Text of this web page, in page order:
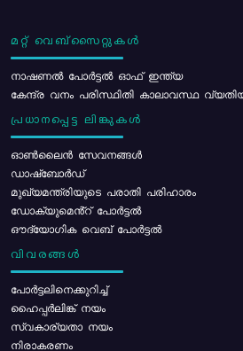
മറ്റ് വെബ്സൈറ്റുകൾ
നാഷണൽ പോർട്ടൽ ഓഫ് ഇന്ത്യ
കേന്ദ്ര വനം പരിസ്ഥിതി കാലാവസ്ഥ
പ്രധാനപ്പെട്ട ലിങ്കുകൾ
ഓൺലൈൻ സേവനങ്ങൾ
ഡാഷ്ബോർഡ്
മുഖ്യമന്ത്രിയുടെ പരാതി പരിഹാരം
ഡോക്യുമെൻ്റ് പോർട്ടൽ
ഔദ്യോഗിക വെബ് പോർട്ടൽ
വിവരങ്ങൾ
പോര്‍ട്ടലിനെക്കുറിച്ച്
ഹൈപ്പർലിങ്ക് നയം
സ്വകാര്യതാ നയം
നിരാകരണം